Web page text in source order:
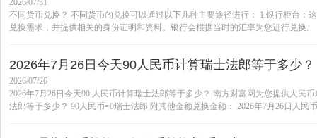
2026/07/31
不同货币兑换？ 不同货币的兑换可以通过以下几种主要途径进行： 1.银行柜台：
兑换需求，并提供相关的身份证明和资料。银行会根据当时的汇率为您进行兑换
2026年7月26日今天90人民币计算瑞士法郎等于多少？
2026/07/26
2026年7月26日今天90 人民币计算瑞士法郎等于多少？ 南方财富网为您提供人民
法郎等于多少？ 90人民币=0瑞士法郎 附其他金额兑换金额： 2026年7月26日人民